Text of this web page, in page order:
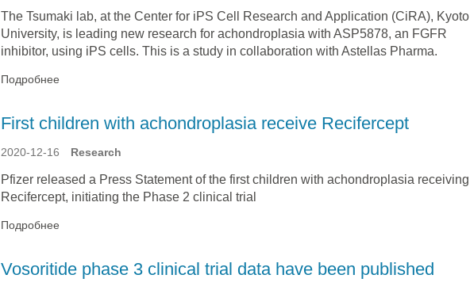
The Tsumaki lab, at the Center for iPS Cell Research and Application (CiRA), Kyoto
University, is leading new research for achondroplasia with ASP5878, an FGFR
inhibitor, using iPS cells. This is a study in collaboration with Astellas Pharma.
Подробнее
First children with achondroplasia receive Recifercept
2020-12-16 Research
Pfizer released a Press Statement of the first children with achondroplasia receiving
Recifercept, initiating the Phase 2 clinical trial
Подробнее
Vosoritide phase 3 clinical trial data have been published